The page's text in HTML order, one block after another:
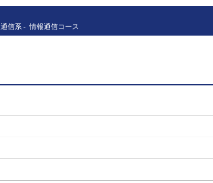
信系 情報通信コース